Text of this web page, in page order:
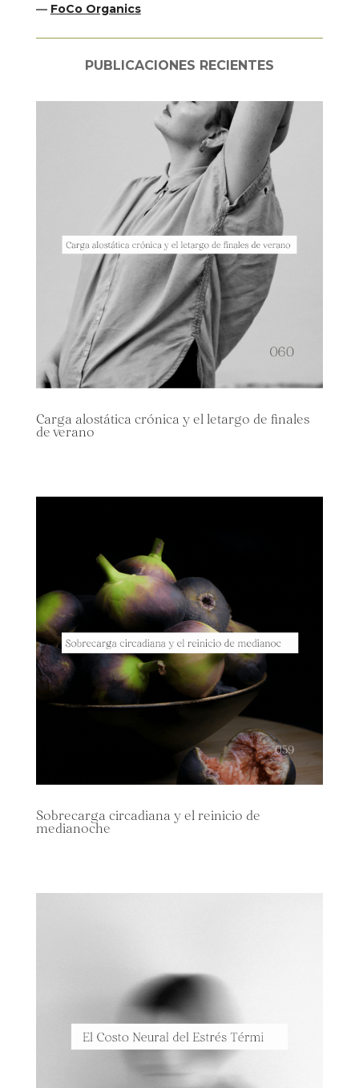
— FoCo Organics
PUBLICACIONES RECIENTES
Carga alostática crónica y el letargo de finales
de verano
Sobrecarga circadiana y el reinicio de
medianoche